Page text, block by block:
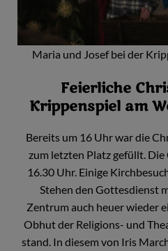
Maria und Josef bei der
Feierliche
Krippenspiel am
Bereits um 16 Uhr war die
zum letzten Platz gefüllt.
16.30 Uhr. Einige
Stehen den Gottesdienst
Zentrum auch heuer wieder
Obhut der Religions- und
stand. In diesem von Iris